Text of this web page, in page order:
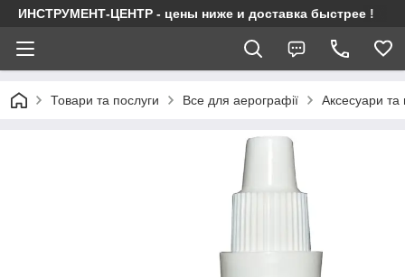
ИНСТРУМЕНТ-ЦЕНТР - цены ниже и доставка быстрее !
Товари та послуги Все для аерографії Аксесуари та